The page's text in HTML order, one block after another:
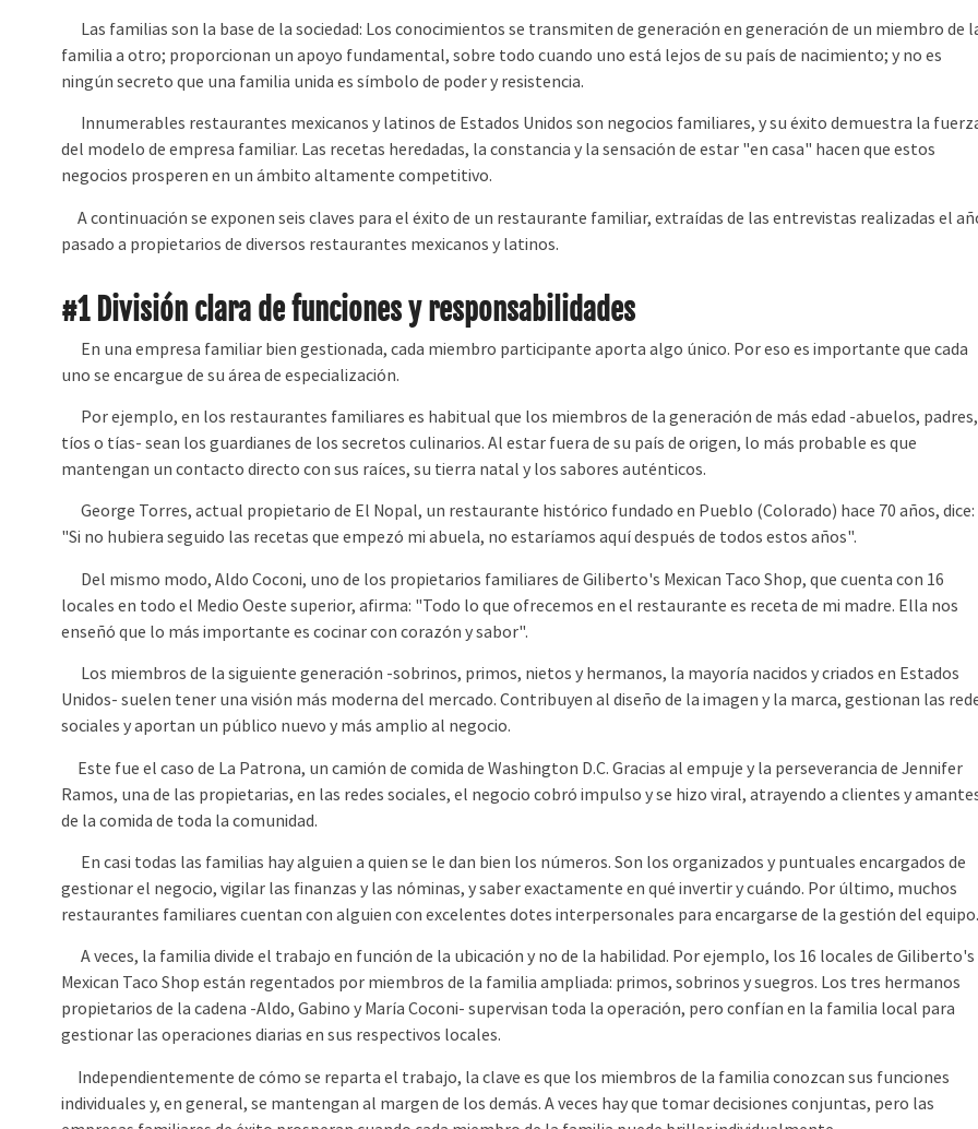
Las familias son la base de la sociedad: Los conocimientos se transmiten de generación en generación de un miembro de
familia a otro; proporcionan un apoyo fundamental, sobre todo cuando uno está lejos de su país de nacimiento; y no es
ningún secreto que una familia unida es símbolo de poder y resistencia.
Innumerables restaurantes mexicanos y latinos de Estados Unidos son negocios familiares, y su éxito demuestra la
del modelo de empresa familiar. Las recetas heredadas, la constancia y la sensación de estar "en casa" hacen que estos
negocios prosperen en un ámbito altamente competitivo.
A continuación se exponen seis claves para el éxito de un restaurante familiar, extraídas de las entrevistas realizadas el
pasado a propietarios de diversos restaurantes mexicanos y latinos.
#1 División clara de funciones y responsabilidades
En una empresa familiar bien gestionada, cada miembro participante aporta algo único. Por eso es importante que cada
uno se encargue de su área de especialización.
Por ejemplo, en los restaurantes familiares es habitual que los miembros de la generación de más edad -abuelos, padres,
tíos o tías- sean los guardianes de los secretos culinarios. Al estar fuera de su país de origen, lo más probable es que
mantengan un contacto directo con sus raíces, su tierra natal y los sabores auténticos.
George Torres, actual propietario de El Nopal, un restaurante histórico fundado en Pueblo (Colorado) hace 70 años, dice:
"Si no hubiera seguido las recetas que empezó mi abuela, no estaríamos aquí después de todos estos años".
Del mismo modo, Aldo Coconi, uno de los propietarios familiares de Giliberto's Mexican Taco Shop, que cuenta con 16
locales en todo el Medio Oeste superior, afirma: "Todo lo que ofrecemos en el restaurante es receta de mi madre. Ella nos
enseñó que lo más importante es cocinar con corazón y sabor".
Los miembros de la siguiente generación -sobrinos, primos, nietos y hermanos, la mayoría nacidos y criados en Estados
Unidos- suelen tener una visión más moderna del mercado. Contribuyen al diseño de la imagen y la marca, gestionan las
sociales y aportan un público nuevo y más amplio al negocio.
Este fue el caso de La Patrona, un camión de comida de Washington D.C. Gracias al empuje y la perseverancia de Jennifer
Ramos, una de las propietarias, en las redes sociales, el negocio cobró impulso y se hizo viral, atrayendo a clientes y
de la comida de toda la comunidad.
En casi todas las familias hay alguien a quien se le dan bien los números. Son los organizados y puntuales encargados de
gestionar el negocio, vigilar las finanzas y las nóminas, y saber exactamente en qué invertir y cuándo. Por último, muchos
restaurantes familiares cuentan con alguien con excelentes dotes interpersonales para encargarse de la gestión del
A veces, la familia divide el trabajo en función de la ubicación y no de la habilidad. Por ejemplo, los 16 locales de Giliberto's
Mexican Taco Shop están regentados por miembros de la familia ampliada: primos, sobrinos y suegros. Los tres hermanos
propietarios de la cadena -Aldo, Gabino y María Coconi- supervisan toda la operación, pero confían en la familia local para
gestionar las operaciones diarias en sus respectivos locales.
Independientemente de cómo se reparta el trabajo, la clave es que los miembros de la familia conozcan sus funciones
individuales y, en general, se mantengan al margen de los demás. A veces hay que tomar decisiones conjuntas, pero las